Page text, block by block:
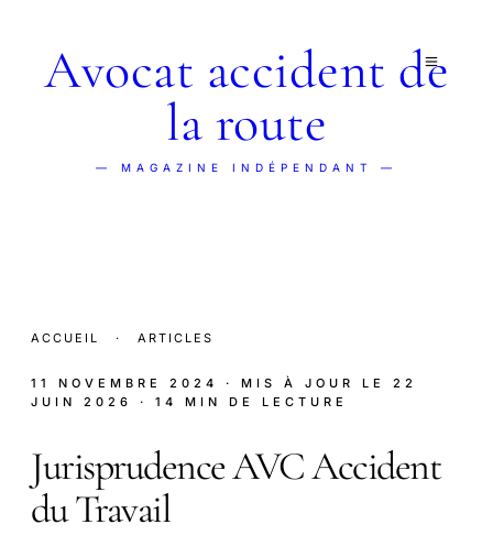
Avocat accident de
la route
— MAGAZINE INDÉPENDANT —
ACCUEIL · ARTICLES
11 NOVEMBRE 2024 · MIS À JOUR LE 22
JUIN 2026
· 14 MIN DE LECTURE
Jurisprudence AVC Accident
du Travail